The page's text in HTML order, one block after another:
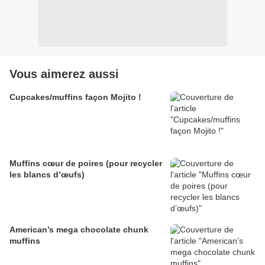
Vous aimerez aussi
Cupcakes/muffins façon Mojito !
Muffins cœur de poires (pour recycler
les blancs d’œufs)
American’s mega chocolate chunk
muffins